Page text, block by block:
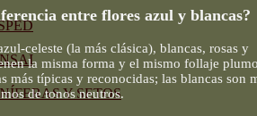
Y SETOS
entre flores azul y blancas?
celeste (la más clásica), blancas, rosas y
la misma forma y el mismo follaje
más típicas y reconocidas; las blancas son
de tonos neutros.